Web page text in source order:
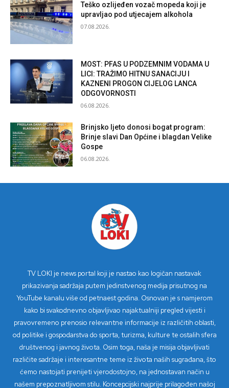
Teško ozlijeđen vozač mopeda koji je
upravljao pod utjecajem alkohola
07.08.2026.
MOST: PFAS U PODZEMNIM VODAMA U
LICI: TRAŽIMO HITNU SANACIJU I
KAZNENI PROGON CIJELOG LANCA
ODGOVORNOSTI
06.08.2026.
Brinjsko ljeto donosi bogat program:
Brinje slavi Dan Općine i blagdan Velike
Gospe
06.08.2026.
TV LOKI je news portal koji je nastao kao logičan nastavak
prikazivanja sadržaja putem jedinstvenog medija prisutnog na
YouTube kanalu više od petnaest godina. Osnovan je s namjerom
kako bi svakodnevno objavljivao najaktualniji pregled vijesti i
pravovremeno prenosio relevantne informacije iz različitih oblasti,
od politike i gospodarstva do sporta, turizma, kulture te ostalih sfera
društvenog i javnog života. Osim toga, naša je misija objavljivati
različite sadržaje i interesantne teme iz života naših sugrađana, što
ćemo nastojati prenijeti vjerodostojno, na jednostavan način u
našem prepoznatljivom stilu. Koncepcijski najprije prilagođen našoj